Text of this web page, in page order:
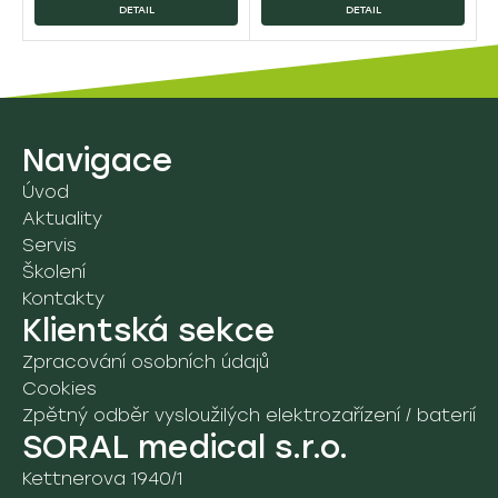
Školení
DETAIL DETAIL
Navigace
Úvod
Aktuality
Servis
Školení
Kontakty
Klientská sekce
Zpracování osobních údajů
Cookies
Zpětný odběr vysloužilých elektrozařízení / baterií
SORAL medical s.r.o.
Kettnerova 1940/1